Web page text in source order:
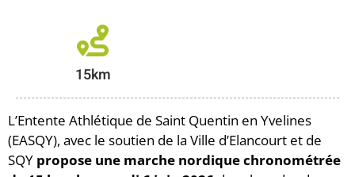
15km
L’Entente Athlétique de Saint Quentin en Yvelines
(EASQY), avec le soutien de la Ville d’Elancourt et de
SQY propose une marche nordique chronométrée